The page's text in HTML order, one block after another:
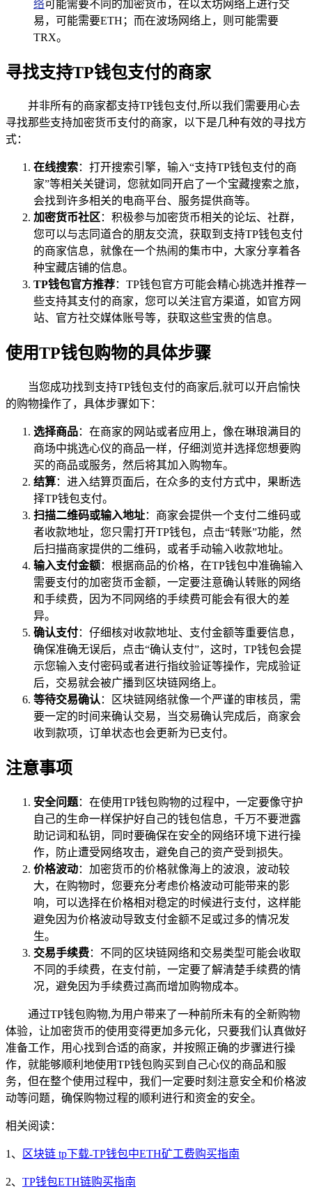
络可能需要不同的加密货币，在以太坊网络上进行交
易，可能需要ETH；而在波场网络上，则可能需要
TRX。
寻找支持TP钱包支付的商家
并非所有的商家都支持TP钱包支付,所以我们需要用心去
寻找那些支持加密货币支付的商家，以下是几种有效的寻找方
式：
在线搜索：打开搜索引擎，输入“支持TP钱包支付的商
家”等相关关键词，您就如同开启了一个宝藏搜索之旅，
会找到许多相关的电商平台、服务提供商等。
加密货币社区：积极参与加密货币相关的论坛、社群，
您可以与志同道合的朋友交流，获取到支持TP钱包支付
的商家信息，就像在一个热闹的集市中，大家分享着各
种宝藏店铺的信息。
TP钱包官方推荐：TP钱包官方可能会精心挑选并推荐一
些支持其支付的商家，您可以关注官方渠道，如官方网
站、官方社交媒体账号等，获取这些宝贵的信息。
使用TP钱包购物的具体步骤
当您成功找到支持TP钱包支付的商家后,就可以开启愉快
的购物操作了，具体步骤如下：
选择商品：在商家的网站或者应用上，像在琳琅满目的
商场中挑选心仪的商品一样，仔细浏览并选择您想要购
买的商品或服务，然后将其加入购物车。
结算：进入结算页面后，在众多的支付方式中，果断选
择TP钱包支付。
扫描二维码或输入地址：商家会提供一个支付二维码或
者收款地址，您只需打开TP钱包，点击“转账”功能，然
后扫描商家提供的二维码，或者手动输入收款地址。
输入支付金额：根据商品的价格，在TP钱包中准确输入
需要支付的加密货币金额，一定要注意确认转账的网络
和手续费，因为不同网络的手续费可能会有很大的差
异。
确认支付：仔细核对收款地址、支付金额等重要信息，
确保准确无误后，点击“确认支付”，这时，TP钱包会提
示您输入支付密码或者进行指纹验证等操作，完成验证
后，交易就会被广播到区块链网络上。
等待交易确认 ：区块链网络就像一个严谨的审核员，需
要一定的时间来确认交易，当交易确认完成后，商家会
收到款项，订单状态也会更新为已支付。
注意事项
安全问题：在使用TP钱包购物的过程中，一定要像守护
自己的生命一样保护好自己的钱包信息，千万不要泄露
助记词和私钥，同时要确保在安全的网络环境下进行操
作，防止遭受网络攻击，避免自己的资产受到损失。
价格波动：加密货币的价格就像海上的波浪，波动较
大，在购物时，您要充分考虑价格波动可能带来的影
响，可以选择在价格相对稳定的时候进行支付，这样能
避免因为价格波动导致支付金额不足或过多的情况发
生。
交易手续费：不同的区块链网络和交易类型可能会收取
不同的手续费，在支付前，一定要了解清楚手续费的情
况，避免因为手续费过高而增加购物成本。
通过TP钱包购物,为用户带来了一种前所未有的全新购物
体验，让加密货币的使用变得更加多元化，只要我们认真做好
准备工作，用心找到合适的商家，并按照正确的步骤进行操
作，就能够顺利地使用TP钱包购买到自己心仪的商品和服
务，但在整个使用过程中，我们一定要时刻注意安全和价格波
动等问题，确保购物过程的顺利进行和资金的安全。
相关阅读：
1、 区块链 tp下载-TP钱包中ETH矿工费购买指南
2、 TP钱包ETH链购买指南